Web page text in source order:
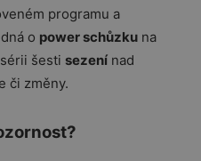
programu a
o power schůzku na
šesti sezení nad
či změny.